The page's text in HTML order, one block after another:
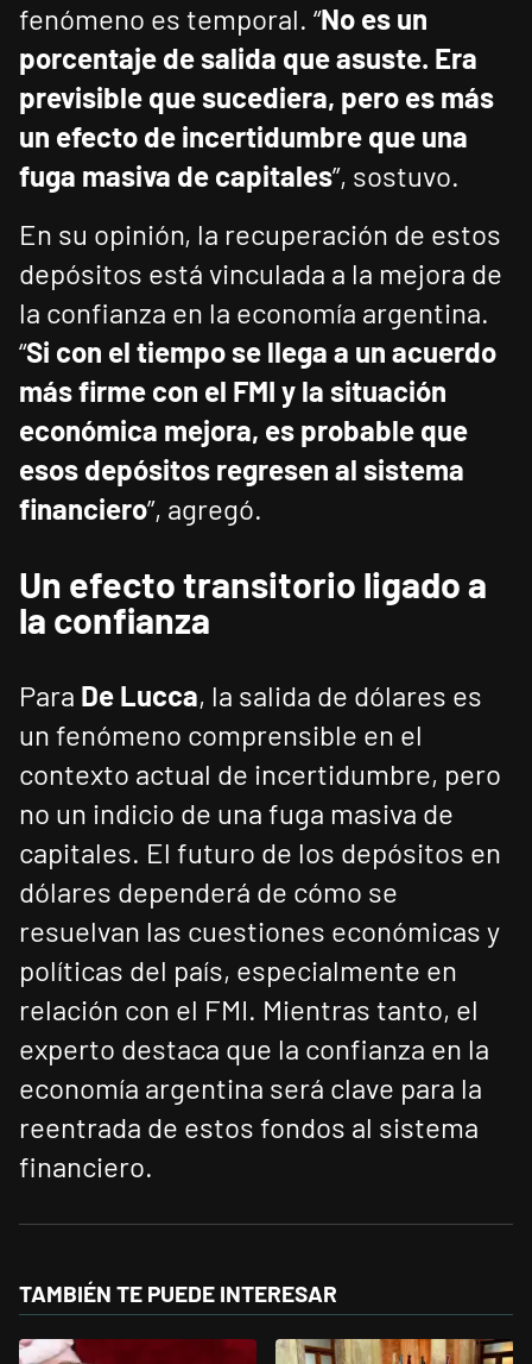
fenómeno es temporal. “No es un
porcentaje de salida que asuste. Era
previsible que sucediera, pero es más
un efecto de incertidumbre que una
fuga masiva de capitales”, sostuvo.
En su opinión, la recuperación de estos
depósitos está vinculada a la mejora de
la confianza en la economía argentina.
“Si con el tiempo se llega a un acuerdo
más firme con el FMI y la situación
económica mejora, es probable que
esos depósitos regresen al sistema
financiero”, agregó.
Un efecto transitorio ligado a
la confianza
Para De Lucca, la salida de dólares es
un fenómeno comprensible en el
contexto actual de incertidumbre, pero
no un indicio de una fuga masiva de
capitales. El futuro de los depósitos en
dólares dependerá de cómo se
resuelvan las cuestiones económicas y
políticas del país, especialmente en
relación con el FMI. Mientras tanto, el
experto destaca que la confianza en la
economía argentina será clave para la
reentrada de estos fondos al sistema
financiero.
TAMBIÉN TE PUEDE INTERESAR